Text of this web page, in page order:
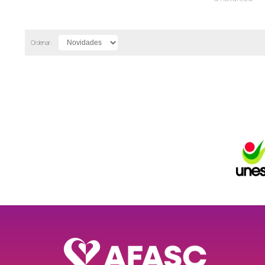
19 CEI AFASC Moradas da Colina
26 CEI AFASC Pequeno Polegar
CEI AFASC Professor Lapagesse
Ordenar: